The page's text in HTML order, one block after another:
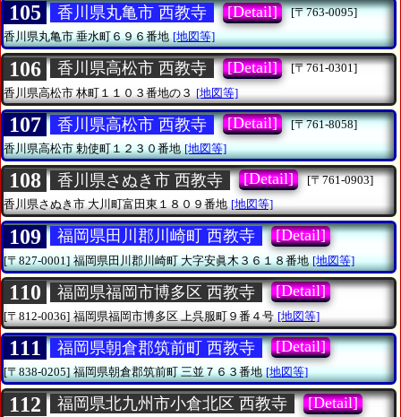
105 香川県丸亀市 西教寺 [Detail]
[〒763-0095]
香川県丸亀市垂水町６９６番地 [地図等]
106 香川県高松市 西教寺 [Detail]
[〒761-0301]
香川県高松市 林町１１０３番地の３ [地図等]
107 香川県高松市 西教寺 [Detail]
[〒761-8058]
香川県高松市勅使町１２３０番地 [地図等]
108 香川県さぬき市 西教寺 [Detail]
[〒761-0903]
香川県さぬき市大川町富田東１８０９番地 [地図等]
109 福岡県田川郡川崎町 西教寺 [Detail]
[〒827-0001] 福岡県田川郡川崎町大字安眞木３６１８番地 [地図等]
110 福岡県福岡市博多区 西教寺 [Detail]
[〒812-0036] 福岡県福岡市博多区上呉服町９番４号 [地図等]
111 福岡県朝倉郡筑前町 西教寺 [Detail]
[〒838-0205] 福岡県朝倉郡筑前町三並７６３番地 [地図等]
112 福岡県北九州市小倉北区 西教寺 [Detail]